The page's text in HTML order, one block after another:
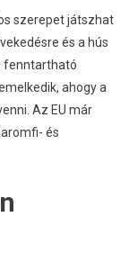
szerepet játszhat
és a hús
fenntartható
ahogy a
Az EU már
és